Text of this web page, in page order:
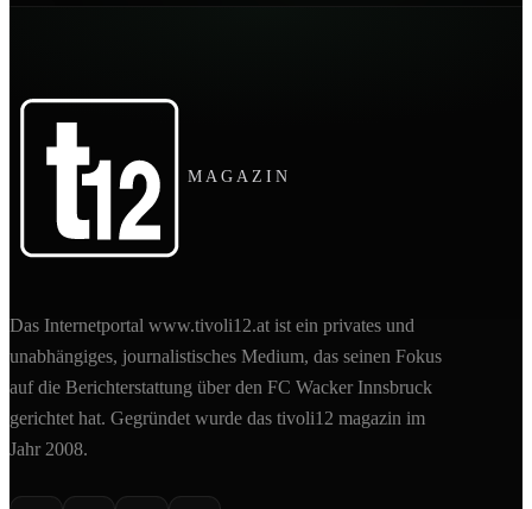
MAGAZIN
Das Internetportal www.tivoli12.at ist ein privates und
unabhängiges, journalistisches Medium, das seinen Fokus
auf die Berichterstattung über den FC Wacker Innsbruck
gerichtet hat. Gegründet wurde das tivoli12 magazin im
Jahr 2008.